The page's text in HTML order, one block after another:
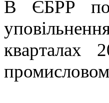
В ЄБРР
кварталах